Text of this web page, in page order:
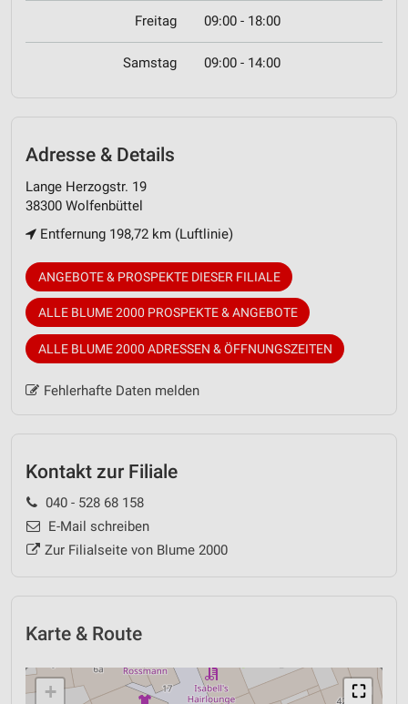
Freitag 09:00 - 18:00
Samstag 09:00 - 14:00
Adresse & Details
Lange Herzogstr. 19
38300 Wolfenbüttel
Entfernung 198,72 km (Luftlinie)
ANGEBOTE & PROSPEKTE DIESER FILIALE
ALLE BLUME 2000 PROSPEKTE & ANGEBOTE
ALLE BLUME 2000 ADRESSEN & ÖFFNUNGSZEITEN
Fehlerhafte Daten melden
Kontakt zur Filiale
040 - 528 68 158
E-Mail schreiben
Zur Filialseite von Blume 2000
Karte & Route
⛶
+